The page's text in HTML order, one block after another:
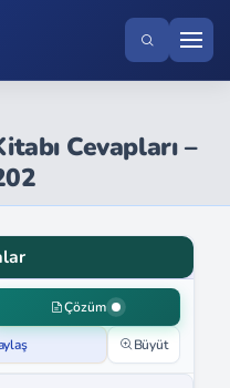
Cevapları –
Çözüm
Büyüt